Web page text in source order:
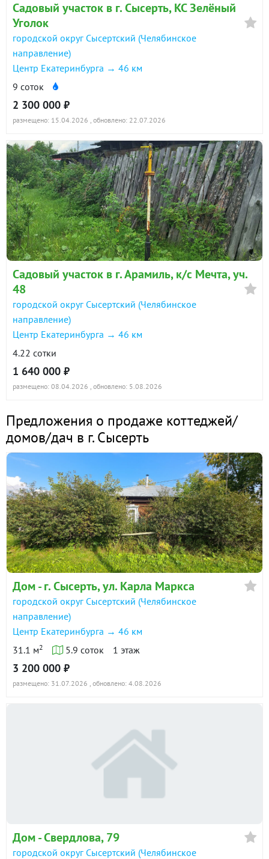
Садовый участок в г. Сысерть, КС Зелёный
Уголок
городской округ Сысертский (Челябинское
направление)
Центр Екатеринбурга → 46 км
9 соток
2 300 000 ₽
размещено: 15.04.2026 , обновлено: 22.07.2026
Садовый участок в г. Арамиль, к/с Мечта, уч.
48
городской округ Сысертский (Челябинское
направление)
Центр Екатеринбурга → 46 км
4.22 сотки
1 640 000 ₽
размещено: 08.04.2026 , обновлено: 5.08.2026
Предложения о продаже коттеджей/
домов/дач в г. Сысерть
Дом - г. Сысерть, ул. Карла Маркса
городской округ Сысертский (Челябинское
направление)
Центр Екатеринбурга → 46 км
31.1 м2 5.9 соток 1 этаж
3 200 000 ₽
размещено: 31.07.2026 , обновлено: 4.08.2026
Дом - Свердлова, 79
городской округ Сысертский (Челябинское